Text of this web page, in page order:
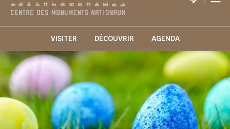
VISITER DÉCOUVRIR AGENDA